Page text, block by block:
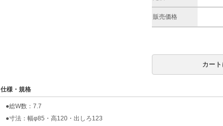
販売価格
仕様・規格
●総W数：7.7
●寸法：幅φ85・高120・出しろ123